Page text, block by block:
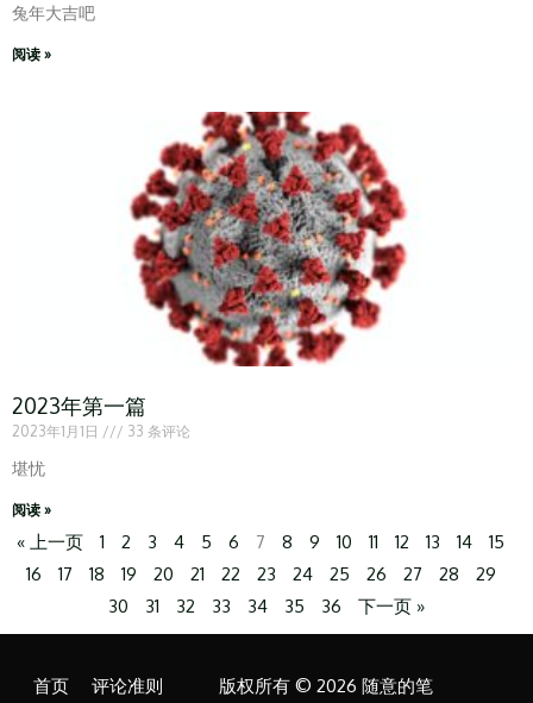
兔年大吉吧
阅读 »
2023年第一篇
2023年1月1日 33 条评论
堪忧
阅读 »
« 上一页 1 2 3 4 5 6 7 8 9 10 11 12 13 14 15
16 17 18 19 20 21 22 23 24 25 26 27 28 29
30 31 32 33 34 35 36 下一页 »
首页 评论准则 版权所有 © 2026 随意的笔